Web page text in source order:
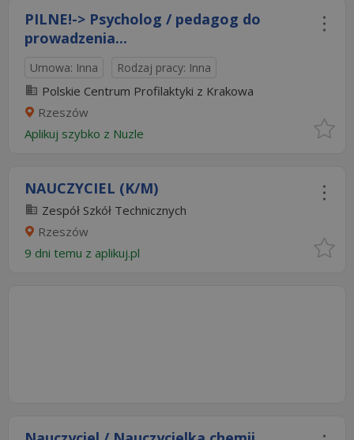
PILNE!-> Psycholog / pedagog do
prowadzenia...
Umowa: Inna Rodzaj pracy: Inna
Polskie Centrum Profilaktyki z Krakowa
Rzeszów
Aplikuj szybko z Nuzle
NAUCZYCIEL (K/M)
Zespół Szkół Technicznych
Rzeszów
9 dni temu z aplikuj.pl